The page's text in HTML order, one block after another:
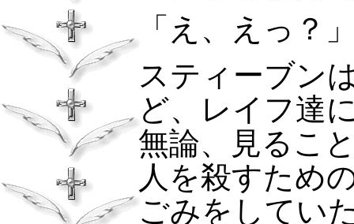
「え、えっ？
スティーブン
ど、レイフ達
無論、見るこ
人を殺すため
ごみをしてい